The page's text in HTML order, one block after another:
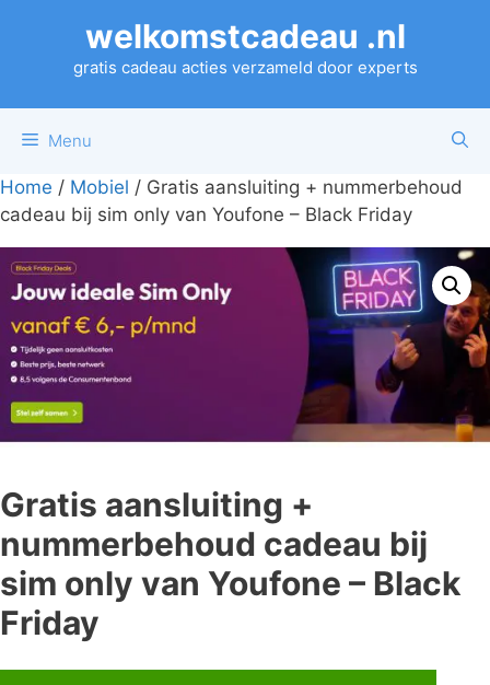
welkomstcadeau .nl
gratis cadeau acties verzameld door experts
Menu
Home / Mobiel / Gratis aansluiting + nummerbehoud
cadeau bij sim only van Youfone – Black Friday
Gratis aansluiting +
nummerbehoud cadeau bij
sim only van Youfone – Black
Friday